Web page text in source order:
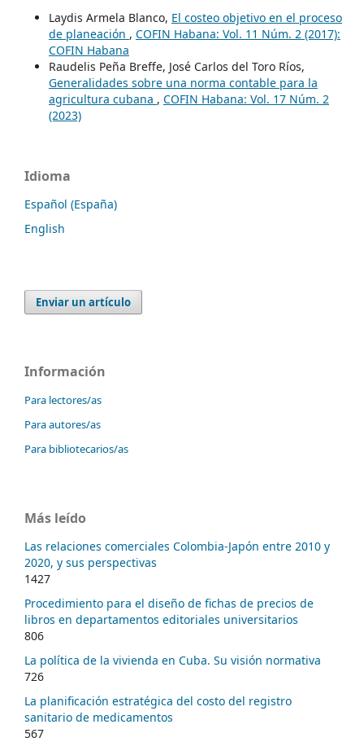
Laydis Armela Blanco, El costeo objetivo en el proceso
de planeación , COFIN Habana: Vol. 11 Núm. 2 (2017):
COFIN Habana
Raudelis Peña Breffe, José Carlos del Toro Ríos,
Generalidades sobre una norma contable para la
agricultura cubana , COFIN Habana: Vol. 17 Núm. 2
(2023)
Idioma
Español (España)
English
Enviar un artículo
Información
Para lectores/as
Para autores/as
Para bibliotecarios/as
Más leído
Las relaciones comerciales Colombia-Japón entre 2010 y
2020, y sus perspectivas
1427
Procedimiento para el diseño de fichas de precios de
libros en departamentos editoriales universitarios
806
La política de la vivienda en Cuba. Su visión normativa
726
La planificación estratégica del costo del registro
sanitario de medicamentos
567